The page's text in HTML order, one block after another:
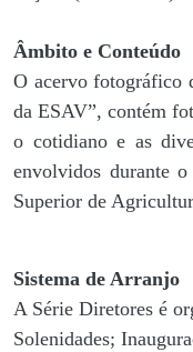
Âmbito e Conteúdo
O acervo fotográfico
da ESAV”, contém
o cotidiano e as
envolvidos durante
Superior de
Sistema de Arranjo
A Série Diretores é
Solenidades;